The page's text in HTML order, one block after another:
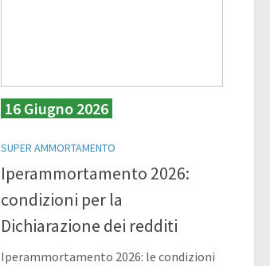
16 Giugno 2026
SUPER AMMORTAMENTO
Iperammortamento 2026:
condizioni per la
Dichiarazione dei redditi
Iperammortamento 2026: le condizioni